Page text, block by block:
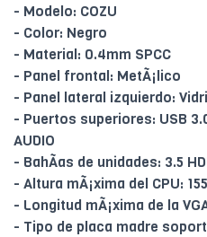
- Modelo: COZU
- Color: Negro
- Material: 0.4mm SPCC
- Panel frontal: MetÃ¡lico
- Panel lateral izquierdo:
- Puertos superiores: USB
AUDIO
- BahÃ­as de unidades: 3.5
- Altura mÃ¡xima del CPU:
- Longitud mÃ¡xima de la
- Tipo de placa madre